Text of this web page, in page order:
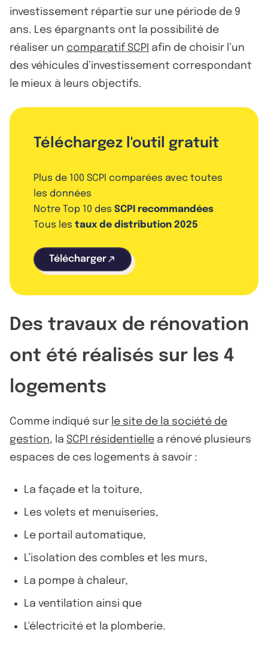
investissement répartie sur une période de 9
ans. Les épargnants ont la possibilité de
réaliser un comparatif SCPI afin de choisir l’un
des véhicules d’investissement correspondant
le mieux à leurs objectifs.
Téléchargez l'outil gratuit
Plus de 100 SCPI comparées avec toutes
les données
Notre Top 10 des SCPI recommandées
Tous les taux de distribution 2025
Télécharger
Des travaux de rénovation
ont été réalisés sur les 4
logements
Comme indiqué sur le site de la société de
gestion, la SCPI résidentielle a rénové plusieurs
espaces de ces logements à savoir :
La façade et la toiture,
Les volets et menuiseries,
Le portail automatique,
L’isolation des combles et les murs,
La pompe à chaleur,
La ventilation ainsi que
L'électricité et la plomberie.